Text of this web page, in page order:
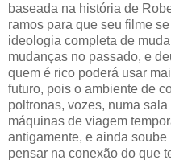
baseada na história de
ramos para que seu filme
ideologia completa de
mudanças no passado, e
quem é rico poderá usar
futuro, pois o ambiente de
poltronas, vozes, numa
máquinas de viagem
antigamente, e ainda
pensar na conexão do que